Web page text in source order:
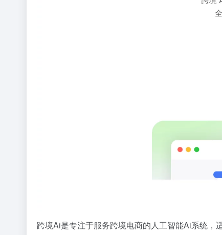
跨境Ai是专注于服务跨境电商的人工智能Ai系统，